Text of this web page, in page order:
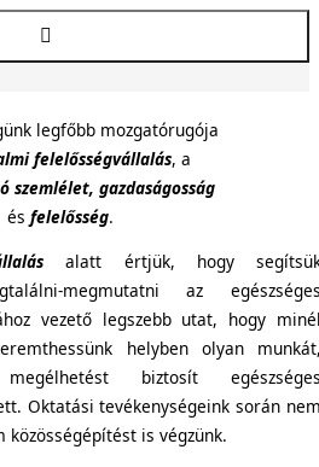
legfőbb mozgatórugója
felelősségvállalás, a
szemlélet, gazdaságosság
és felelősség.
alatt értjük, hogy
megmutatni az
vezető legszebb utat, hogy
helyben olyan
biztosít
Oktatási tevékenységeink során
is végzünk.